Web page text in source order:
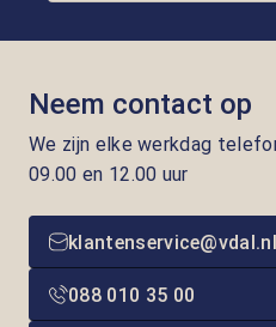
Neem contact op
We zijn elke werkdag
09.00 en 12.00 uur
klantenservice@vdal.nl
088 010 35 00